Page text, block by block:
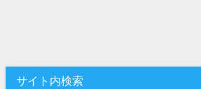
サイト内検索